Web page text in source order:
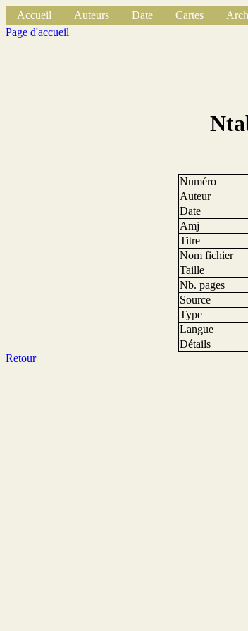
Accueil Auteurs Date Cartes
Page d'accueil
Numéro
Auteur
Date
Amj
Titre
Nom fichier
Taille
Nb. pages
Source
Type
Langue
Détails
Retour